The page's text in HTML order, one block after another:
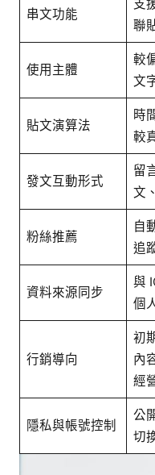
串文功能
支
聯
使用主體
較
文
貼文演算法
時
較
發文互動形式
留
文
粉絲推薦
自
追
資料來源同步
與
個
行銷導向
初
內
經
隱私與帳號控制
公
切